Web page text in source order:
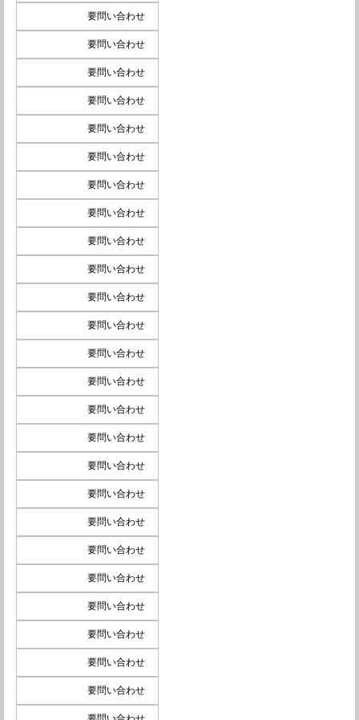
要問い合わせ
要問い合わせ
要問い合わせ
要問い合わせ
要問い合わせ
要問い合わせ
要問い合わせ
要問い合わせ
要問い合わせ
要問い合わせ
要問い合わせ
要問い合わせ
要問い合わせ
要問い合わせ
要問い合わせ
要問い合わせ
要問い合わせ
要問い合わせ
要問い合わせ
要問い合わせ
要問い合わせ
要問い合わせ
要問い合わせ
要問い合わせ
要問い合わせ